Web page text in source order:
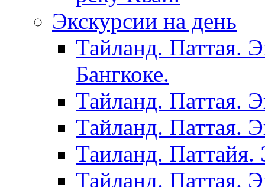
Экскурсии на день
Тайланд. Паттая.
Бангкоке.
Тайланд. Паттая.
Тайланд. Паттая.
Таиланд.
Тайланд. Паттая.